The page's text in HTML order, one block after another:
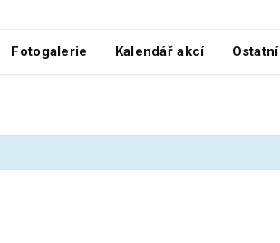
Fotogalerie Kalendář akcí Ostatní